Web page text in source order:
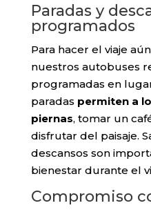
Paradas y
programados
Para hacer el viaje
nuestros autobuses
programadas en
paradas permiten a
piernas, tomar un
disfrutar del paisaje.
descansos son
bienestar durante el
Compromiso